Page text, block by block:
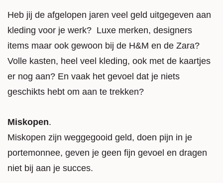
Heb jij de afgelopen jaren veel geld uitgegeven aan
kleding voor je werk? Luxe merken, designers
items maar ook gewoon bij de H&M en de Zara?
Volle kasten, heel veel kleding, ook met de kaartjes
er nog aan? En vaak het gevoel dat je niets
geschikts hebt om aan te trekken?
Miskopen.
Miskopen zijn weggegooid geld, doen pijn in je
portemonnee, geven je geen fijn gevoel en dragen
niet bij aan je succes.